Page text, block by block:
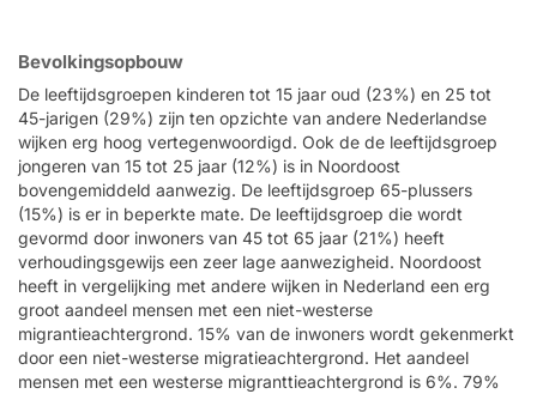
Bevolkingsopbouw
De leeftijdsgroepen kinderen tot 15 jaar oud (23%) en 25 tot
45-jarigen (29%) zijn ten opzichte van andere Nederlandse
wijken erg hoog vertegenwoordigd. Ook de de leeftijdsgroep
jongeren van 15 tot 25 jaar (12%) is in Noordoost
bovengemiddeld aanwezig. De leeftijdsgroep 65-plussers
(15%) is er in beperkte mate. De leeftijdsgroep die wordt
gevormd door inwoners van 45 tot 65 jaar (21%) heeft
verhoudingsgewijs een zeer lage aanwezigheid. Noordoost
heeft in vergelijking met andere wijken in Nederland een erg
groot aandeel mensen met een niet-westerse
migrantieachtergrond. 15% van de inwoners wordt gekenmerkt
door een niet-westerse migratieachtergrond. Het aandeel
mensen met een westerse migranttieachtergrond is 6%. 79%